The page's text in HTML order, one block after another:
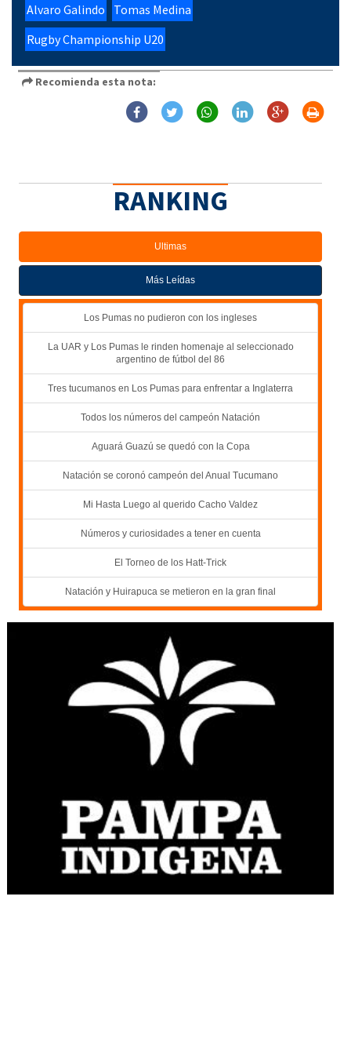
Alvaro Galindo
Tomas Medina
Rugby Championship U20
Recomienda esta nota:
RANKING
Ultimas
Más Leídas
Los Pumas no pudieron con los ingleses
La UAR y Los Pumas le rinden homenaje al seleccionado
argentino de fútbol del 86
Tres tucumanos en Los Pumas para enfrentar a Inglaterra
Todos los números del campeón Natación
Aguará Guazú se quedó con la Copa
Natación se coronó campeón del Anual Tucumano
Mi Hasta Luego al querido Cacho Valdez
Números y curiosidades a tener en cuenta
El Torneo de los Hatt-Trick
Natación y Huirapuca se metieron en la gran final